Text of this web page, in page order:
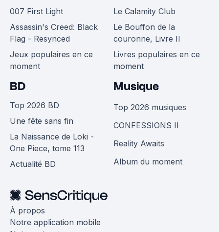
007 First Light
Assassin's Creed: Black
Flag - Resynced
Jeux populaires en ce
moment
Le Calamity Club
Le Bouffon de la
couronne, Livre II
Livres populaires en ce
moment
BD
Top 2026 BD
Une fête sans fin
La Naissance de Loki -
One Piece, tome 113
Actualité BD
Musique
Top 2026 musiques
CONFESSIONS II
Reality Awaits
Album du moment
À propos
Notre application mobile